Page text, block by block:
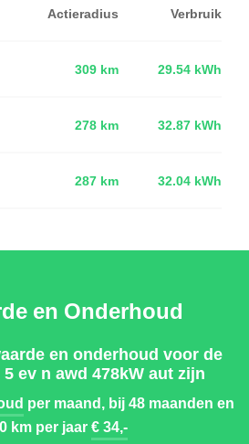
Actieradius Verbruik
309 km 29.54 kWh
278 km 32.87 kWh
287 km 32.04 kWh
en Onderhoud
en onderhoud voor de
ev n awd 478kW aut zijn
per maand, bij 48 maanden en
km per jaar€ 34,-